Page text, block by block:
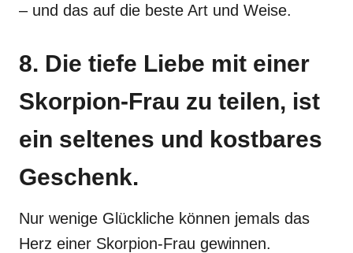
– und das auf die beste Art und Weise.
8. Die tiefe Liebe mit einer
Skorpion-Frau zu teilen, ist
ein seltenes und kostbares
Geschenk.
Nur wenige Glückliche können jemals das
Herz einer Skorpion-Frau gewinnen.